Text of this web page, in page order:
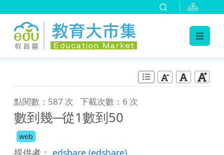
點閱數：587 次 下載次數：6 次
數到幾─從1數到50
web
提供者： edshare (edshare)